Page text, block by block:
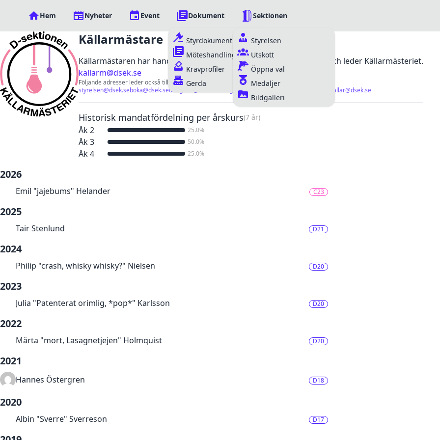
Hem Nyheter Event Dokument
Styrdokument
Möteshandlingar
Kravprofiler
Gerda
Sektionen
Styrelsen
Utskott
Öppna val
Medaljer
Bildgalleri
Källarmästare
Källarmästaren har hand om sektionens lokaler, inventarier och bil och leder Källarmästeriet.
kallarm@dsek.se
Följande adresser leder också till posten:
styrelsen@dsek.seboka@dsek.sedungeon@dsek.se dungeonmaster@dsek.se källar@dsek.se
Historisk mandatfördelning per årskurs(7 år)
Åk 2 25.0%
Åk 3 50.0%
Åk 4 25.0%
2026
Emil "jajebums" Helander C23
2025
Tair Stenlund D21
2024
Philip "crash, whisky whisky?" Nielsen D20
2023
Julia "Patenterat orimlig, *pop*" Karlsson D20
2022
Märta "mort, Lasagnetjejen" Holmquist D20
2021
Hannes Östergren D18
2020
Albin "Sverre" Sverreson D17